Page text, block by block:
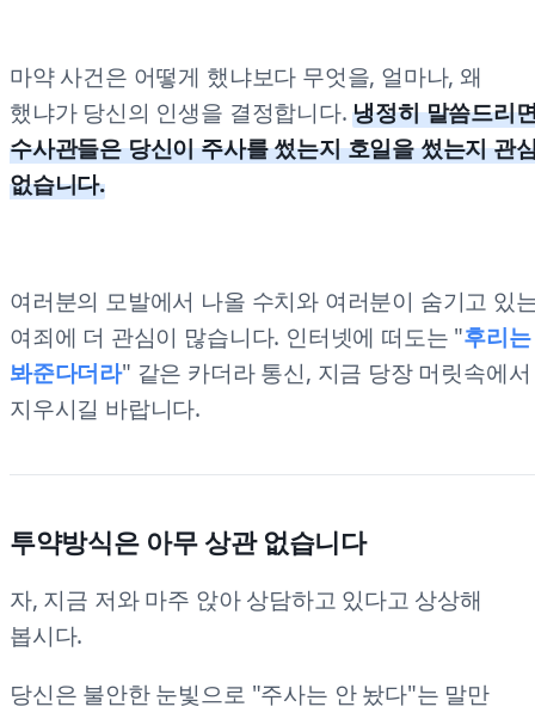
마약 사건은 어떻게 했냐보다 무엇을, 얼마나, 왜
했냐가 당신의 인생을 결정합니다.냉정히 말씀드리
수사관들은 당신이 주사를 썼는지 호일을 썼는지 관
없습니다.
여러분의 모발에서 나올 수치와 여러분이 숨기고 있
여죄에 더 관심이 많습니다. 인터넷에 떠도는 "후리는
봐준다더라" 같은 카더라 통신, 지금 당장 머릿속에서
지우시길 바랍니다.
투약방식은 아무 상관 없습니다
자, 지금 저와 마주 앉아 상담하고 있다고 상상해
봅시다.
당신은 불안한 눈빛으로 "주사는 안 놨다"는 말만